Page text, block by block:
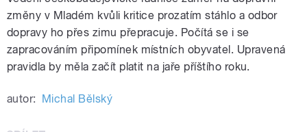
změny v Mladém kvůli kritice prozatím stáhlo a odbor
dopravy ho přes zimu přepracuje. Počítá se i se
zapracováním připomínek místních obyvatel. Upravená
pravidla by měla začít platit na jaře příštího roku.
autor: Michal Bělský